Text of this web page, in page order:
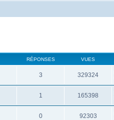
RÉPONSES VUES
3 329324
1 165398
0 92303